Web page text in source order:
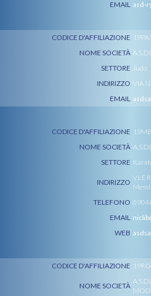
EMAIL asd-
CODICE D'AFFILIAZIONE
NOME SOCIETÀ
SETTORE Judo
INDIRIZZO VIA
EMAIL
CODICE D'AFFILIAZIONE
NOME SOCIETÀ
SETTORE
INDIRIZZO
V.LE
TELEFONO
EMAIL
WEB
CODICE D'AFFILIAZIONE
NOME SOCIETÀ